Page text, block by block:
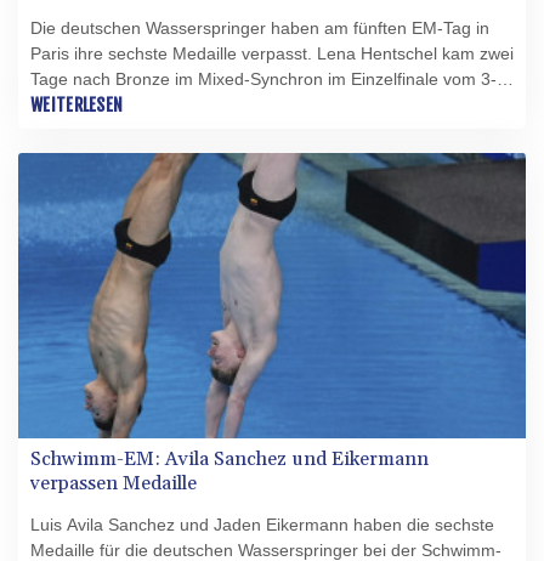
Die deutschen Wasserspringer haben am fünften EM-Tag in
Paris ihre sechste Medaille verpasst. Lena Hentschel kam zwei
Tage nach Bronze im Mixed-Synchron im Einzelfinale vom 3-
m-Brett im Centre Aquatique Olympique am Stade de France
15 Zähler fehlten der Berlinerin zum Podest. Die Dresdnerin
Jette Müller sprang auf Rang sechs (287,00). Den Titel
gewann die italienische 1-m-Europameisterin Chiara Pellacani
(358,05) vor der Britin Yasmin Harper (318,70) und der Russin
Nadeschda Trifonowa (312,40).
WEITERLESEN
Schwimm-EM: Avila Sanchez und Eikermann
verpassen Medaille
Luis Avila Sanchez und Jaden Eikermann haben die sechste
Medaille für die deutschen Wasserspringer bei der Schwimm-